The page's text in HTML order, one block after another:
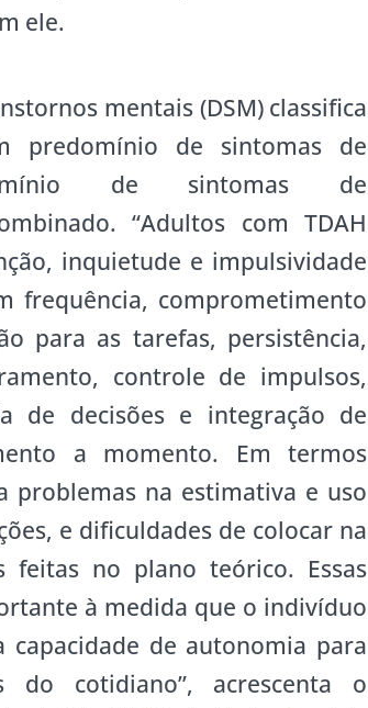
ele.
mentais (DSM) classifica
predomínio de sintomas de
de sintomas de
“Adultos com TDAH
inquietude e impulsividade
frequência, comprometimento
para as tarefas, persistência,
controle de impulsos,
de decisões e integração de
a momento. Em termos
problemas na estimativa e uso
e dificuldades de colocar na
feitas no plano teórico. Essas
à medida que o indivíduo
capacidade de autonomia para
do cotidiano”, acrescenta o